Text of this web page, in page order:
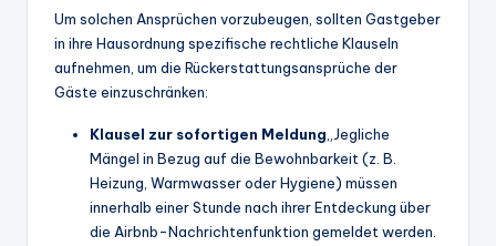
Um solchen Ansprüchen vorzubeugen, sollten Gastgeber
in ihre Hausordnung spezifische rechtliche Klauseln
aufnehmen, um die Rückerstattungsansprüche der
Gäste einzuschränken:
Klausel zur sofortigen Meldung„Jegliche
Mängel in Bezug auf die Bewohnbarkeit (z. B.
Heizung, Warmwasser oder Hygiene) müssen
innerhalb einer Stunde nach ihrer Entdeckung über
die Airbnb-Nachrichtenfunktion gemeldet werden.